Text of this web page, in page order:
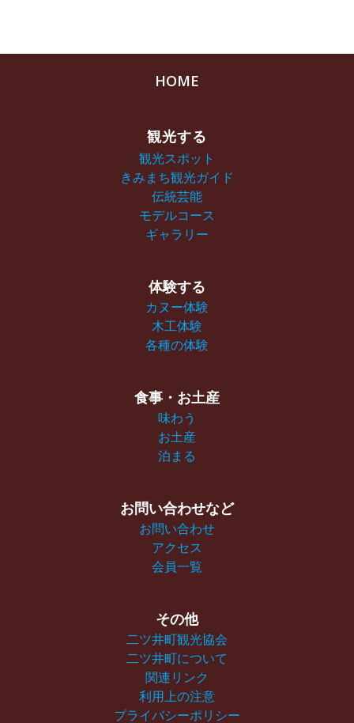
HOME
観光する
観光スポット
きみまち観光ガイド
伝統芸能
モデルコース
ギャラリー
体験する
カヌー体験
木工体験
各種の体験
食事・お土産
味わう
お土産
泊まる
お問い合わせなど
お問い合わせ
アクセス
会員一覧
その他
二ツ井町観光協会
二ツ井町について
関連リンク
利用上の注意
プライバシーポリシー